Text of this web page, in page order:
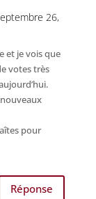
26,
et je vois que
votes très
pour
Réponse